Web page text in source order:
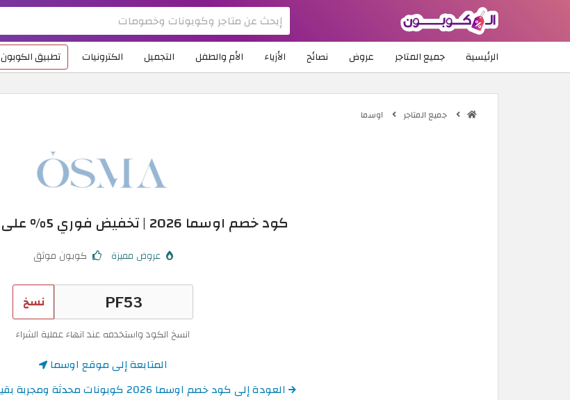
الرئيسية جميع المتاجر عروض نصائح الأزياء الأم والطفل التجميل الكترونيات تطبيق الكوبون
جميع المتاجر اوسما
كود خصم اوسما 2026 | تخفيض فوري 5% على كافة العطور
عروض مميزة كوبون موثق
نسخ
انسخ الكود واستخدمه عند انهاء عملية الشراء
المتابعة إلى موقع اوسما
العودة إلى كود خصم اوسما 2026 كوبونات محدثة ومجربة بقيمة 5% على العطور